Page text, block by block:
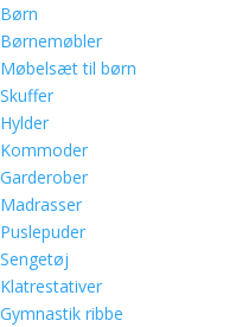
Børn
Børnemøbler
Møbelsæt til børn
Skuffer
Hylder
Kommoder
Garderober
Madrasser
Puslepuder
Sengetøj
Klatrestativer
Gymnastik ribbe